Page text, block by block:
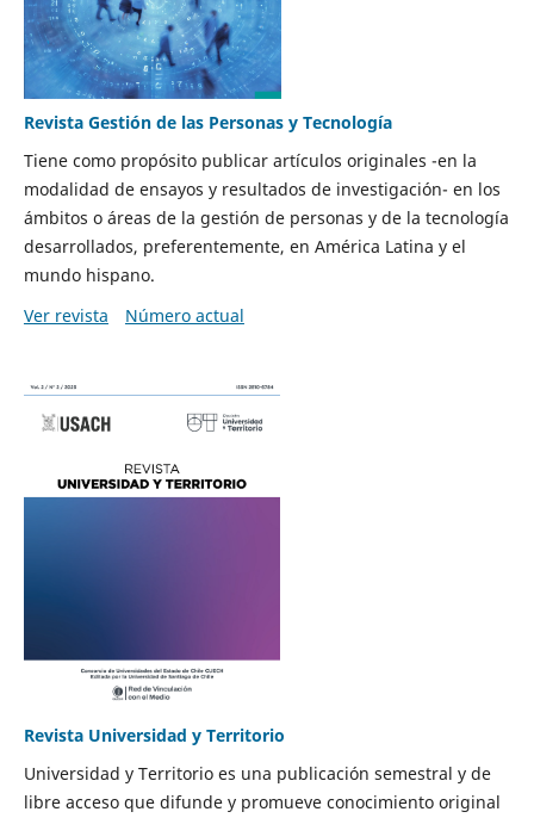
Revista Gestión de las Personas y Tecnología
Tiene como propósito publicar artículos originales -en la
modalidad de ensayos y resultados de investigación- en los
ámbitos o áreas de la gestión de personas y de la tecnología
desarrollados, preferentemente, en América Latina y el
mundo hispano.
Ver revista
Número actual
Revista Universidad y Territorio
Universidad y Territorio es una publicación semestral y de
libre acceso que difunde y promueve conocimiento original